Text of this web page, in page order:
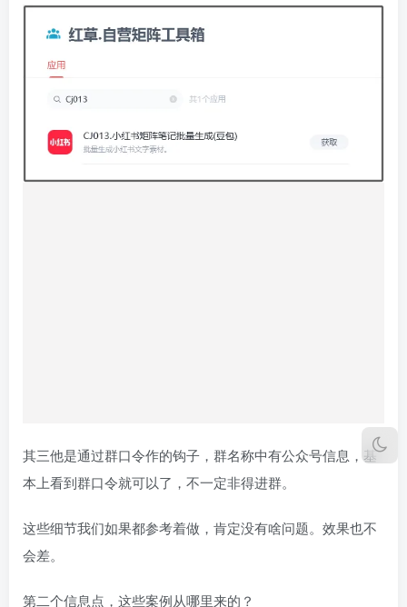
其三他是通过群口令作的钩子，群名称中有公众号信息，基
本上看到群口令就可以了，不一定非得进群。
这些细节我们如果都参考着做，肯定没有啥问题。效果也不
会差。
第二个信息点，这些案例从哪里来的？